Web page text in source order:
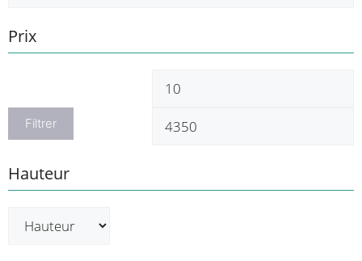
Prix
Prix
Filtrer
Hauteur